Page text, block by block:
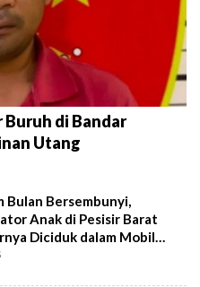
di Bandar
Utang
Bulan Bersembunyi,
Anak di Pesisir Barat
Diciduk dalam Mobil